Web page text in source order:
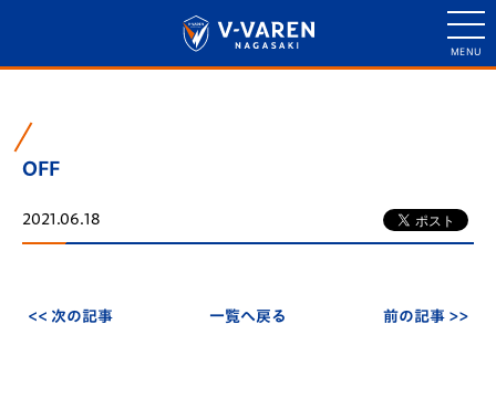
OFF
2021.06.18
<< 次の記事 一覧へ戻る 前の記事 >>